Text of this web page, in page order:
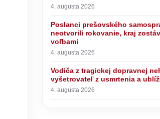
4. augusta 2026
Poslanci prešovského
neotvorili rokovanie, kraj
voľbami
4. augusta 2026
Vodiča z tragickej dopravnej
vyšetrovateľ z usmrtenia a
4. augusta 2026